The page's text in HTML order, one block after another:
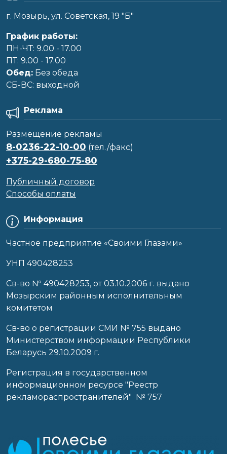
г. Мозырь, ул. Советская, 19 "Б"
График работы:
ПН-ЧТ: 9.00 - 17.00
ПТ: 9.00 - 17.00
Обед: Без обеда
CБ-ВС: выходной
Информация
Частное предприятие «Своими Глазами»
УНП 490428253
Cв-во № 490428253, от 03.10.2006 г. выдано
Мозырским районным исполнительным
комитетом
Св-во о регистрации СМИ № 755 выдано
Министерством информации Республики
Беларусь 29.10.2009 г.
Регистрация в государственном
информационном ресурсе "Реестр
рекламораспространителей" № 757
Реклама
Размещение рекламы
8-0236-22-10-00 (тел./факс)
+375-29-680-75-80
Публичный договор
Способы оплаты